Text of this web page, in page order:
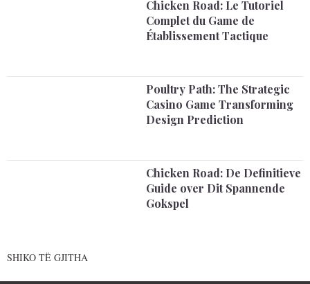
Chicken Road: Le Tutoriel
Complet du Game de
Établissement Tactique
Poultry Path: The Strategic
Casino Game Transforming
Design Prediction
Chicken Road: De Definitieve
Guide over Dit Spannende
Gokspel
SHIKO TË GJITHA